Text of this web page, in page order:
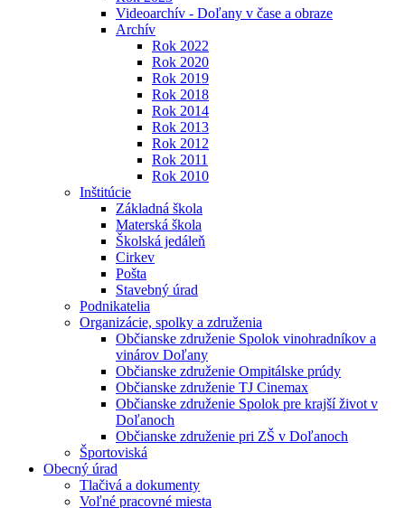
Videoarchív - Doľany v čase a obraze
Archív
Rok 2022
Rok 2020
Rok 2019
Rok 2018
Rok 2014
Rok 2013
Rok 2012
Rok 2011
Rok 2010
Inštitúcie
Základná škola
Materská škola
Školská jedáleň
Cirkev
Pošta
Stavebný úrad
Podnikatelia
Organizácie, spolky a združenia
Občianske združenie Spolok vinohradníkov a
vinárov Doľany
Občianske združenie Ompitálske prúdy
Občianske združenie TJ Cinemax
Občianske združenie Spolok pre krajší život v
Doľanoch
Občianske združenie pri ZŠ v Doľanoch
Športoviská
Obecný úrad
Tlačivá a dokumenty
Voľné pracovné miesta